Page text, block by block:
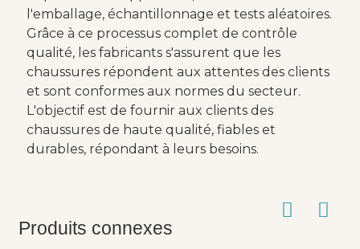
l'emballage, échantillonnage et tests aléatoires.
Grâce à ce processus complet de contrôle
qualité, les fabricants s'assurent que les
chaussures répondent aux attentes des clients
et sont conformes aux normes du secteur.
L'objectif est de fournir aux clients des
chaussures de haute qualité, fiables et
durables, répondant à leurs besoins.
Produits connexes